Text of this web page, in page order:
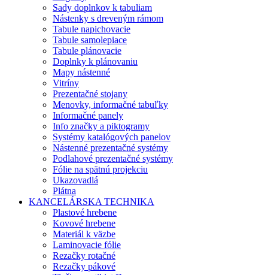
Sady doplnkov k tabuliam
Nástenky s dreveným rámom
Tabule napichovacie
Tabule samolepiace
Tabule plánovacie
Doplnky k plánovaniu
Mapy nástenné
Vitríny
Prezentačné stojany
Menovky, informačné tabuľky
Informačné panely
Info značky a piktogramy
Systémy katalógových panelov
Nástenné prezentačné systémy
Podlahové prezentačné systémy
Fólie na spätnú projekciu
Ukazovadlá
Plátna
KANCELÁRSKA TECHNIKA
Plastové hrebene
Kovové hrebene
Materiál k väzbe
Laminovacie fólie
Rezačky rotačné
Rezačky pákové